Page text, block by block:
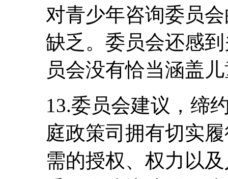
对青少年咨询委员
缺乏。委员会还感
员会没有恰当涵盖
13.委员会建议，缔
庭政策司拥有切实
需的授权、权力以